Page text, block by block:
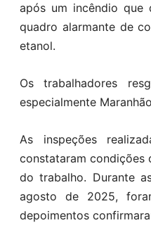
após um incêndio que
quadro alarmante de
etanol.
Os trabalhadores
especialmente
As inspeções
constataram condições
do trabalho. Durante
agosto de 2025,
depoimentos